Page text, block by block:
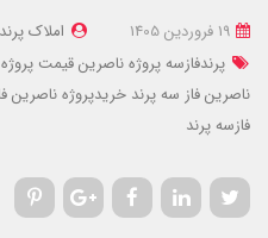
املاک پرند
پرندفازسه پروژه ناصرینقیمت
ناصرین فاز سه پرند خریدپروژه ناصرین
فازسه پرند